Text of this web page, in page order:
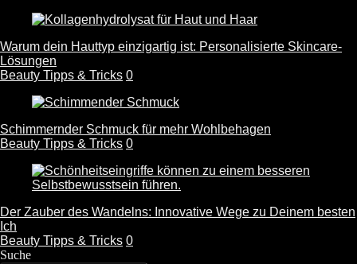
Warum dein Hauttyp einzigartig ist: Personalisierte Skincare-
Lösungen
Beauty Tipps & Tricks 0
Schimmernder Schmuck für mehr Wohlbehagen
Beauty Tipps & Tricks 0
Der Zauber des Wandelns: Innovative Wege zu Deinem besten
Ich
Beauty Tipps & Tricks 0
Suche